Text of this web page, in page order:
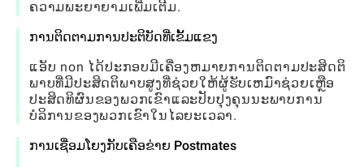
ຄວາມພະຍາຍາມເພີ່ມເຕີມ.
ການຕິດຕາມການປະຕິບັດທີ່ເຂັ້ມແຂງ
ແອັບ non ໄດ້ປະກອບມີເຄື່ອງຫມາຍການຕິດຕາມປະສິດຕິ
ພາບທີ່ມີປະສິດຕິພາບສູງທີ່ຊ່ວຍໃຫ້ຜູ້ຮັບເຫມົາຊ່ວຍເຫຼືອ
ປະສິດທິຜົນຂອງພວກເຂົາແລະປັບປຸງຄຸນນະພາບການ
ບໍລິການຂອງພວກເຂົາໃນໄລຍະເວລາ.
ການເຊື່ອມໂຍງກັບເຄືອຂ່າຍ Postmates